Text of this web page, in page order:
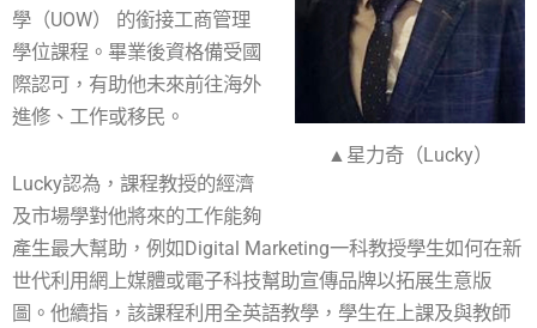
▲星力奇（Lucky）
學（UOW） 的銜接工商管理
學位課程。畢業後資格備受國
際認可，有助他未來前往海外
進修、工作或移民。
Lucky認為，課程教授的經濟
及市場學對他將來的工作能夠
產生最大幫助，例如Digital Marketing一科教授學生如何在新
世代利用網上媒體或電子科技幫助宣傳品牌以拓展生意版
圖。他續指，該課程利用全英語教學，學生在上課及與教師